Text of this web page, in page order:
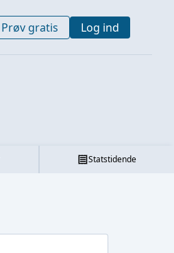
Prøv gratis Log ind
Statstidende